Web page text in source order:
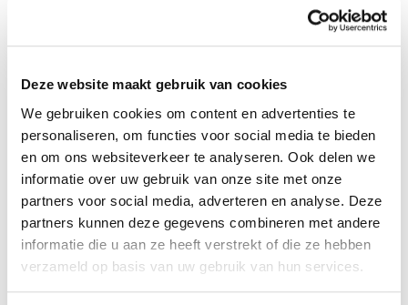
Deze website maakt gebruik van cookies
We gebruiken cookies om content en advertenties te
personaliseren, om functies voor social media te bieden
en om ons websiteverkeer te analyseren. Ook delen we
informatie over uw gebruik van onze site met onze
partners voor social media, adverteren en analyse. Deze
partners kunnen deze gegevens combineren met andere
informatie die u aan ze heeft verstrekt of die ze hebben
verzameld op basis van uw gebruik van hun services.
Deel
Misschien ook interessant